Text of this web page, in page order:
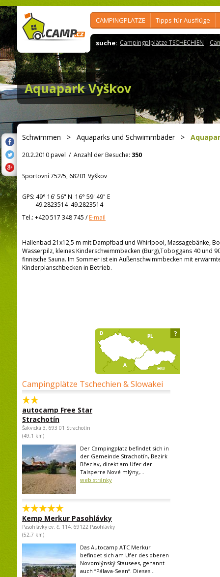
CAMPINGPLÄTZE Tipps für Ausflüge
suche: Campingplplätze TSCHECHIEN
Aquapark Vyškov
Schwimmen > Aquaparks und Schwimmbäder>
20.2.2010 pavel / Anzahl der Besuche: 350
Sportovní 752/5, 68201 Vyškov
GPS: 49° 16' 56" N 16° 59' 49" E
49.2823514 49.2823514
Tel.: +420 517 348 745 /E-mail
Hallenbad 21x12,5 m mit Dampfbad und Whirlpool, Massagebänke,
Wasserpilz, kleines Kinderschwimmbecken (Burg),Toboggans 40 und
finnische Sauna. Im Sommer ist ein Außenschwimmbecken mit
Kinderplanschbecken in Betrieb.
Campingplätze Tschechien & Slowakei
autocamp Free Star
Strachotín
Šakvická 3, 693 01 Strachotín
(49,1 km)
Der Campingplatz befindet sich in
der Gemeinde Strachotín, Bezirk
Břeclav, direkt am Ufer der
Talsperre Nové mlýny,...
web stránky
Kemp Merkur Pasohlávky
Pasohlávky ev. č. 114, 69122 Pasohlávky
(52,7 km)
Das Autocamp ATC Merkur
befindet sich am Ufer des oberen
Novomlýnský Stausees, genannt
auch “Pálava-Seen“. Dieses...
?